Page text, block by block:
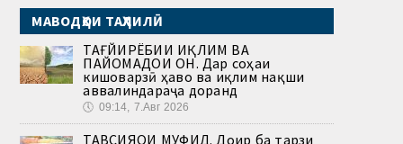
МАВОДҲОИ ТАҲЛИЛӢ
ТАҒЙИРЁБИИ ИҚЛИМ ВА
ПАЙОМАДҲОИ ОН. Дар соҳаи
кишоварзӣ ҳаво ва иқлим нақши
аввалиндараҷа доранд
🕔 09:14, 7.Авг 2026
ТАВСИЯҲОИ МУФИД. Доир ба тарзи